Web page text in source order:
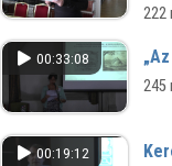
222
00:33:08
245
00:19:12